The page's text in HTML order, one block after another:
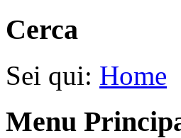
Cerca
Sei qui: Home
Menu